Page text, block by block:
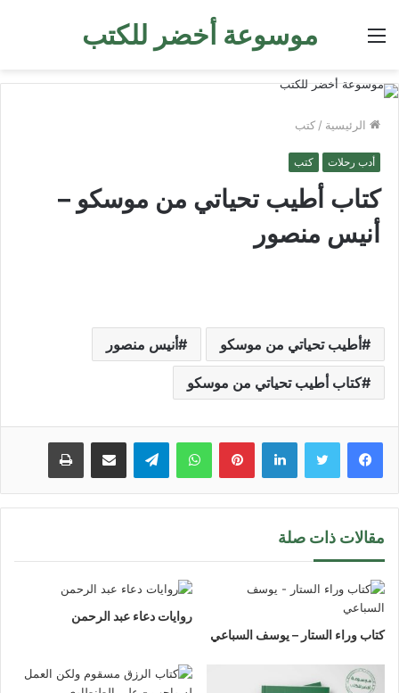
موسوعة أخضر للكتب القائمة
الرئيسية / كتب
أدب رحلات كتب
كتاب أطيب تحياتي من موسكو –
أنيس منصور
أطيب تحياتي من موسكو أنيس منصور
كتاب أطيب تحياتي من موسكو
لينكدإن بينتيريستواتساب تيلقرام مشاركة عبر البريد طباعة
مقالات ذات صلة
كتاب وراء الستار – يوسف السباعي
روايات دعاء عبد الرحمن